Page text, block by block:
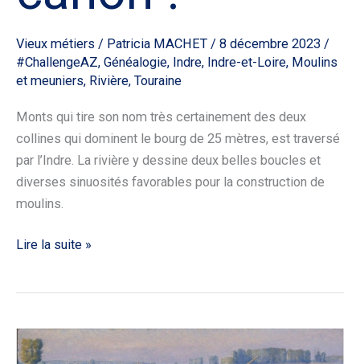
Vieux métiers / Patricia MACHET / 8 décembre 2023 /
#ChallengeAZ, Généalogie, Indre, Indre-et-Loire, Moulins
et meuniers, Rivière, Touraine
Monts qui tire son nom très certainement des deux
collines qui dominent le bourg de 25 mètres, est traversé
par l’Indre. La rivière y dessine deux belles boucles et
diverses sinuosités favorables pour la construction de
moulins.
Lire la suite »
T
comme